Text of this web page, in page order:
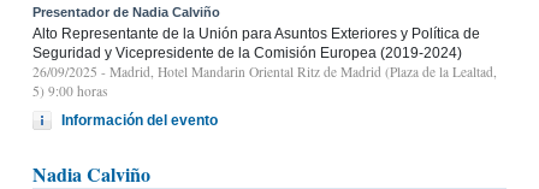
Presentador de Nadia Calviño
Alto Representante de la Unión para Asuntos Exteriores y Política de
Seguridad y Vicepresidente de la Comisión Europea (2019-2024)
26/09/2025 - Madrid, Hotel Mandarin Oriental Ritz de Madrid (Plaza de la Lealtad,
5) 9:00 horas
Información del evento
Nadia Calviño